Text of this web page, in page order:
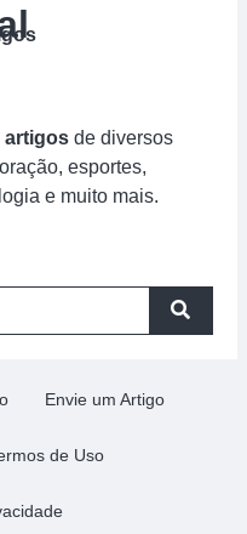
artigos de diversos
esportes,
e muito mais.
Envie um Artigo
de Uso